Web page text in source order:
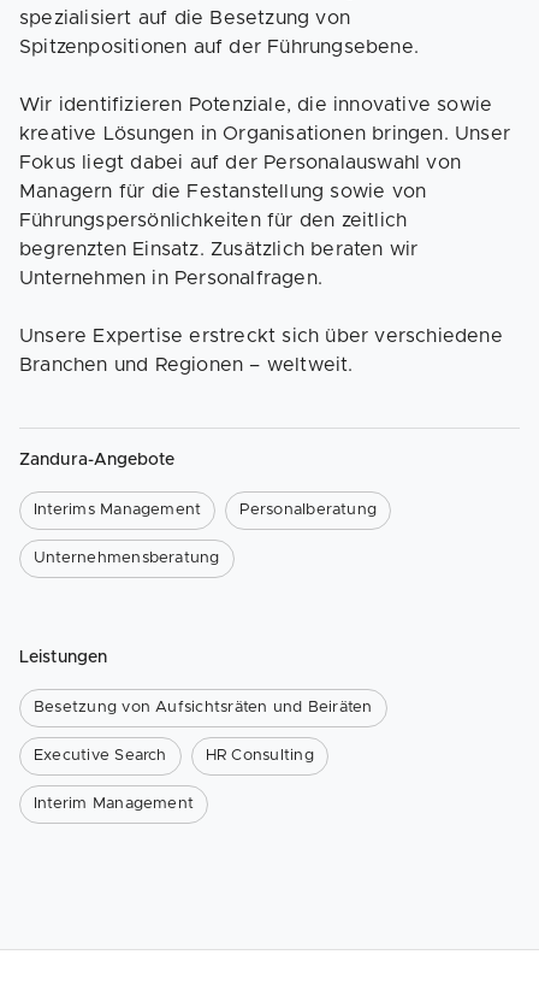
spezialisiert auf die Besetzung von
Spitzenpositionen auf der Führungsebene.
Wir identifizieren Potenziale, die innovative sowie
kreative Lösungen in Organisationen bringen. Unser
Fokus liegt dabei auf der Personalauswahl von
Managern für die Festanstellung sowie von
Führungspersönlichkeiten für den zeitlich
begrenzten Einsatz. Zusätzlich beraten wir
Unternehmen in Personalfragen.
Unsere Expertise erstreckt sich über verschiedene
Branchen und Regionen – weltweit.
Zandura-Angebote
Interims Management Personalberatung
Unternehmensberatung
Leistungen
Besetzung von Aufsichtsräten und Beiräten
Executive Search HR Consulting
Interim Management